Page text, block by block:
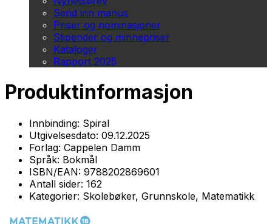
Send inn manus
Priser og nominasjoner
Stipender og minnepriser
Kataloger
Rapport 2025
Produktinformasjon
Innbinding: Spiral
Utgivelsesdato: 09.12.2025
Forlag: Cappelen Damm
Språk: Bokmål
ISBN/EAN: 9788202869601
Antall sider: 162
Kategorier: Skolebøker, Grunnskole, Matematikk